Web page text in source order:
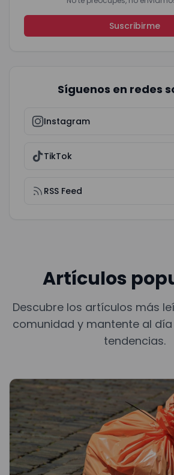
Suscribirme
Síguenos en redes
Instagram
TikTok
RSS Feed
Artículos
Descubre los artículos más
comunidad y mantente al
tendencias.